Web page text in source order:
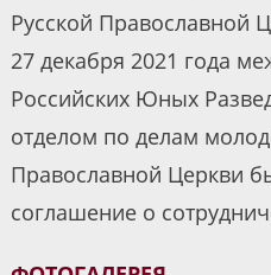
Русской Православной
27 декабря 2021 года
Российских Юных
отделом по делам
Православной Церкви
соглашение о